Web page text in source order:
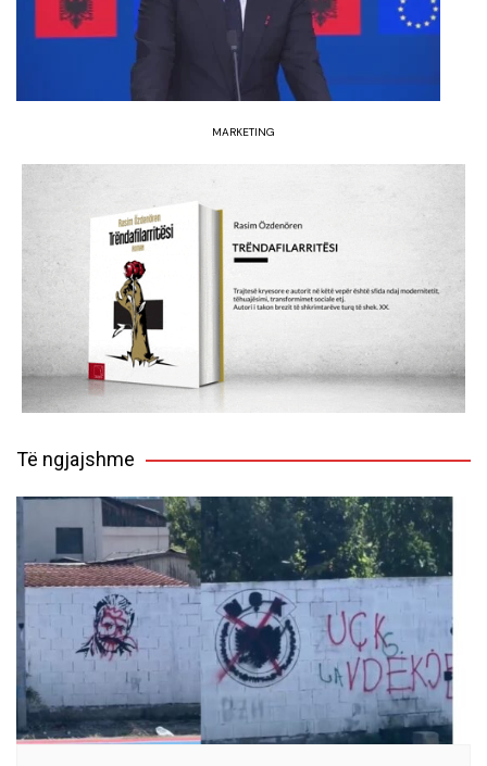
MARKETING
Të ngjajshme